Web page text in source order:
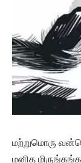
மற்றுமொரு
மனித